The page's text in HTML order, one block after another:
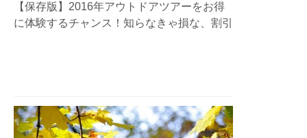
【保存版】2016年アウトドアツアーをお得
に体験するチャンス！知らなきゃ損な、割引
ンバイク」。